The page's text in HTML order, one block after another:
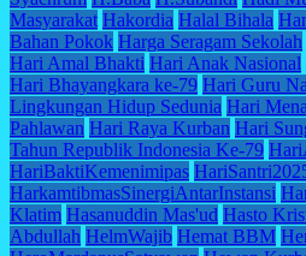
Masyarakat Hakordia Halal Bihala
Bahan Pokok Harga Seragam Sekolah
Hari Amal Bhakti Hari Anak Nasional
Hari Bhayangkara ke-79 Hari Guru
Lingkungan Hidup Sedunia Hari
Pahlawan Hari Raya Kurban Hari
Tahun Republik Indonesia Ke-79
HariBaktiKemenimipas
HarkamtibmasSinergiAntarInstansi
Klatim Hasanuddin Mas'ud Hasto
Abdullah HelmWajib Hemat BBM